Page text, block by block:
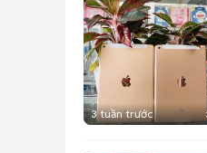
3 tuần trước